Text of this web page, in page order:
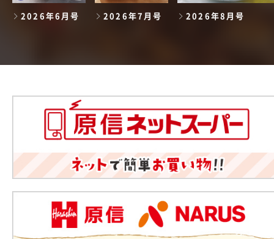
2026年6月号 2026年7月号 2026年8月号